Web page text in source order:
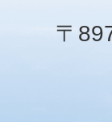
〒